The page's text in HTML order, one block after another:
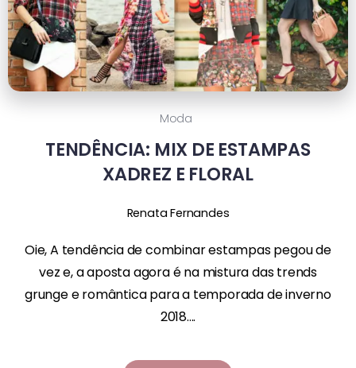
Moda
TENDÊNCIA: MIX DE ESTAMPAS
XADREZ E FLORAL
Renata Fernandes
Oie, A tendência de combinar estampas pegou de
vez e, a aposta agora é na mistura das trends
grunge e romântica para a temporada de inverno
2018....